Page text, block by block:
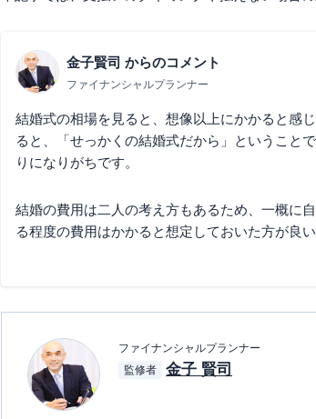
金子賢司 からのコメント
ファイナンシャルプランナー
結婚式の相場を見ると、想像以上にかかると感
ると、「せっかくの結婚式だから」ということ
りになりがちです。
結婚の費用は二人の考え方もあるため、一概に
る程度の費用はかかると想定しておいた方が良い
ファイナンシャルプランナー
監修者
金子 賢司